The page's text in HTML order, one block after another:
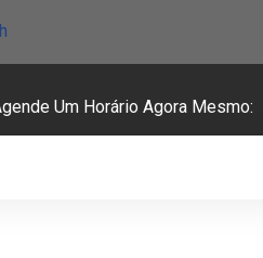
Um Horário Agora Mesmo: